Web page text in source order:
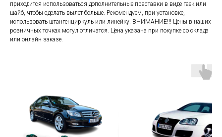
приходится использоваться дополнительные праставки в виде гаек или
шайб, чтобы сделать вылет больше. Рекомендуем, при установке,
использовать штангенциркуль или линейку. ВНИМАНИЕ!!! Цены в наших
розничных точках могул отличатся. Цена указана при покупке со склада
или онлайн заказе.